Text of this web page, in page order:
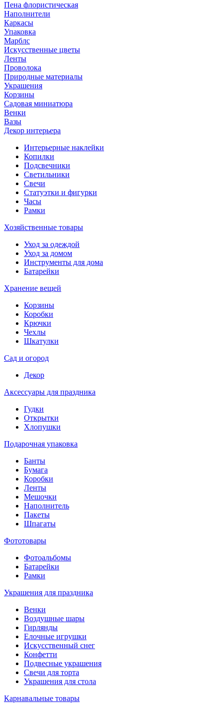
Пена флористическая
Наполнители
Каркасы
Упаковка
Марблс
Искусственные цветы
Ленты
Проволока
Природные материалы
Украшения
Корзины
Садовая миниатюра
Венки
Вазы
Декор интерьера
Интерьерные наклейки
Копилки
Подсвечники
Светильники
Свечи
Статуэтки и фигурки
Часы
Рамки
Хозяйственные товары
Уход за одеждой
Уход за домом
Инструменты для дома
Батарейки
Хранение вещей
Корзины
Коробки
Крючки
Чехлы
Шкатулки
Сад и огород
Декор
Аксессуары для праздника
Гудки
Открытки
Хлопушки
Подарочная упаковка
Банты
Бумага
Коробки
Ленты
Мешочки
Наполнитель
Пакеты
Шпагаты
Фототовары
Фотоальбомы
Батарейки
Рамки
Украшения для праздника
Венки
Воздушные шары
Гирлянды
Елочные игрушки
Искусственный снег
Конфетти
Подвесные украшения
Свечи для торта
Украшения для стола
Карнавальные товары